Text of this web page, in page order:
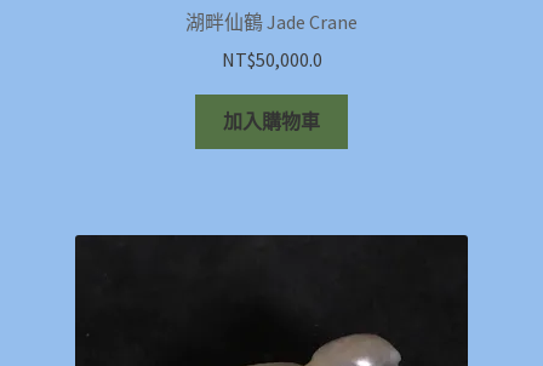
湖畔仙鶴 Jade Crane
NT$50,000.0
加入購物車